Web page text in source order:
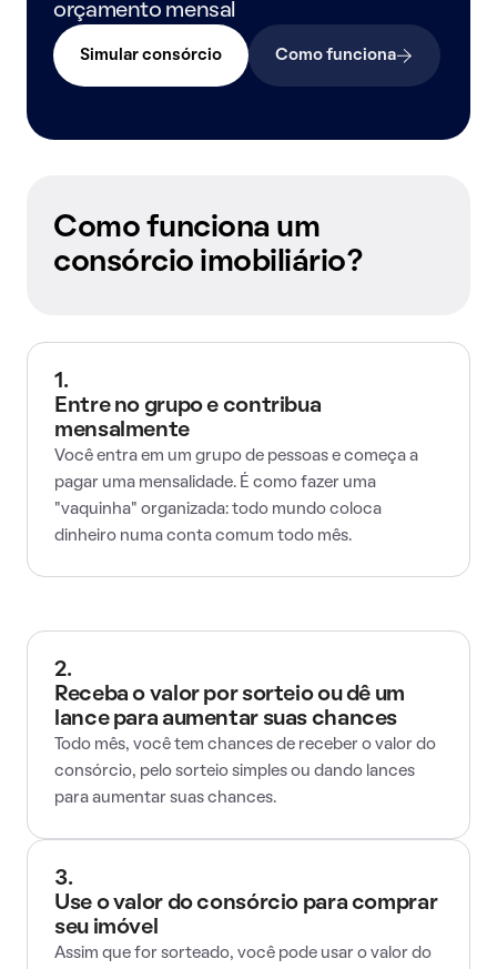
orçamento mensal
Simular consórcio Como funciona
Como funciona um
consórcio imobiliário?
1.
Entre no grupo e contribua
mensalmente
Você entra em um grupo de pessoas e começa a
pagar uma mensalidade. É como fazer uma
"vaquinha" organizada: todo mundo coloca
dinheiro numa conta comum todo mês.
2.
Receba o valor por sorteio ou dê um
lance para aumentar suas chances
Todo mês, você tem chances de receber o valor do
consórcio, pelo sorteio simples ou dando lances
para aumentar suas chances.
3.
Use o valor do consórcio para comprar
seu imóvel
Assim que for sorteado, você pode usar o valor do